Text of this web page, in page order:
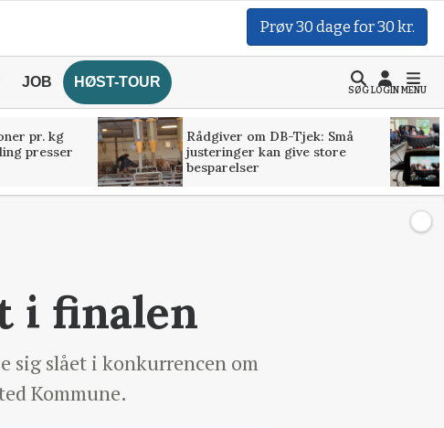
Prøv 30 dage for 30 kr.
JOB HØST-TOUR
SØGLOGINMENU
pr. kg
presser
Rådgiver om DB-Tjek: Små
justeringer kan give store
besparelser
i finalen
sig slået i konkurrencen om
Kommune.